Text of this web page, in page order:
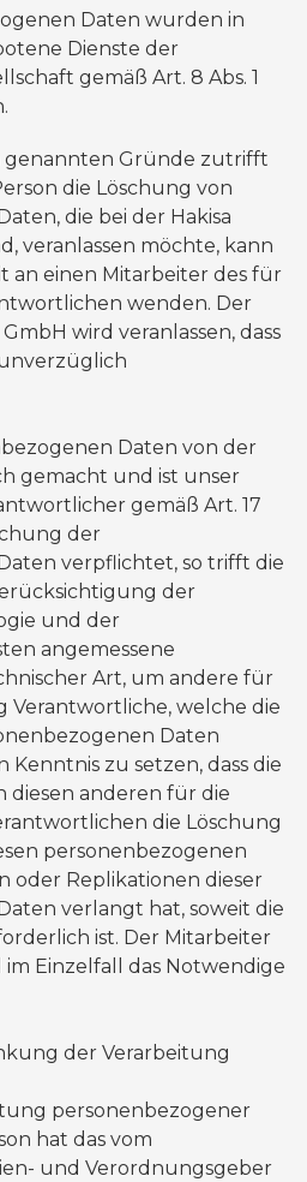
Daten wurden in
Dienste der
gemäß Art. 8 Abs. 1
genannten Gründe zutrifft
die Löschung von
die bei der Hakisa
veranlassen möchte, kann
an einen Mitarbeiter des für
wenden. Der
wird veranlassen, dass
Daten von der
gemacht und ist unser
gemäß Art. 17
der
verpflichtet, so trifft die
der
und der
angemessene
Art, um andere für
Verantwortliche, welche die
Daten
zu setzen, dass die
diesen anderen für die
die Löschung
personenbezogenen
oder Replikationen dieser
verlangt hat, soweit die
ist. Der Mitarbeiter
im Einzelfall das Notwendige
der Verarbeitung
personenbezogener
hat das vom
und Verordnungsgeber